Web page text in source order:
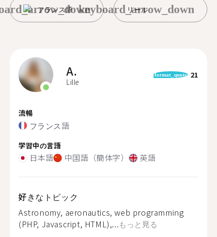
フランス語 リール
keyboard_arrow_down
A.
Lille
format_quote 21
流暢
フランス語
学習中の言語
日本語 中国語（簡体字） 英語
好きなトピック
Astronomy, aeronautics, web programming
(PHP, Javascript, HTML),...もっと見る